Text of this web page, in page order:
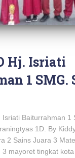
Hj. Isriati
1 SMG.
Isriati Baiturrahman 1
1D. By
2 Sains Juara 3
mayoret tingkat